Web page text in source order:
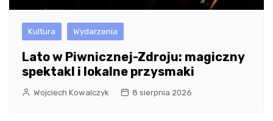
Kultura Wydarzenia
Lato w Piwnicznej-Zdroju: magiczny
spektakl i lokalne przysmaki
Wojciech Kowalczyk 8 sierpnia 2026